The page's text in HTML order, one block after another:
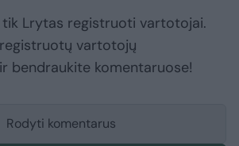
Lrytas registruoti vartotojai.
vartotojų
bendraukite komentaruose!
Rodyti komentarus